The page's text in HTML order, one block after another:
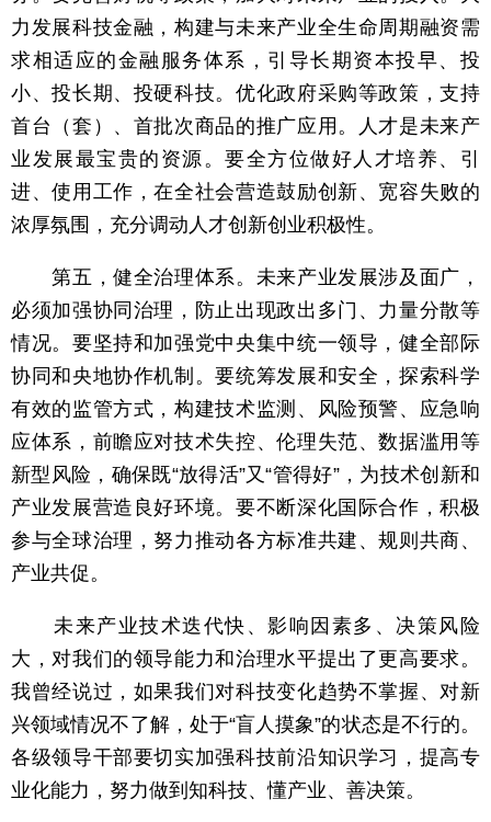
力发展科技金融，构建与未来产业全生命周期融资需
求相适应的金融服务体系，引导长期资本投早、投
小、投长期、投硬科技。优化政府采购等政策，支持
首台（套）、首批次商品的推广应用。人才是未来产
业发展最宝贵的资源。要全方位做好人才培养、引
进、使用工作，在全社会营造鼓励创新、宽容失败的
浓厚氛围，充分调动人才创新创业积极性。
第五，健全治理体系。未来产业发展涉及面广，
必须加强协同治理，防止出现政出多门、力量分散等
情况。要坚持和加强党中央集中统一领导，健全部际
协同和央地协作机制。要统筹发展和安全，探索科学
有效的监管方式，构建技术监测、风险预警、应急响
应体系，前瞻应对技术失控、伦理失范、数据滥用等
新型风险，确保既“放得活”又“管得好”，为技术创新和
产业发展营造良好环境。要不断深化国际合作，积极
参与全球治理，努力推动各方标准共建、规则共商、
产业共促。
未来产业技术迭代快、影响因素多、决策风险
大，对我们的领导能力和治理水平提出了更高要求。
我曾经说过，如果我们对科技变化趋势不掌握、对新
兴领域情况不了解，处于“盲人摸象”的状态是不行的。
各级领导干部要切实加强科技前沿知识学习，提高专
业化能力，努力做到知科技、懂产业、善决策。